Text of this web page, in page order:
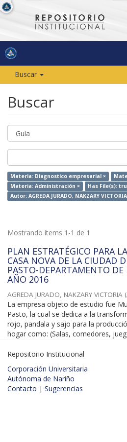
Buscar
Buscar
Materia: Diagnostico empresarial ×
Materia: Administración ×
Has File(s):
Autor: AGREDA JURADO, NAKZARY
Mostrando ítems 1-1 de 1
PLAN ESTRATÉGICO PARA
CASA NOVA DE LA CIUDAD
PASTO-DEPARTAMENTO
AÑO 2016
AGREDA JURADO, NAKZARY VICTORIA (
La empresa objeto de estudio fue
Pasto, la cual se dedica a la
rojo, pandala y sajo para la
hogar como: (Salas, comedores,
Repositorio Institucional
Corporación Universitaria
Autónoma de Nariño
Contacto | Sugerencias